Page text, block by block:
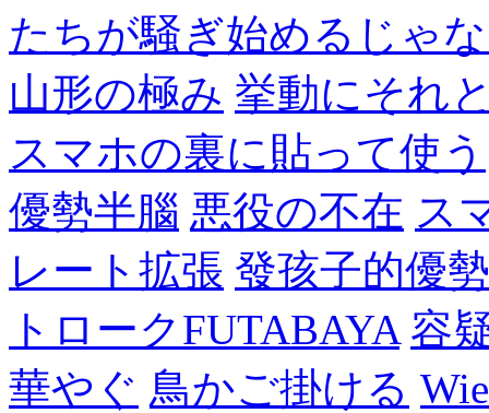
たちが騒ぎ始めるじゃ
山形の極み 挙動にそれ
スマホの裏に貼って使う
優勢半腦 悪役の不在 ス
レート拡張 發孩子的優
トロークFUTABAYA 容
華やぐ 鳥かご掛ける